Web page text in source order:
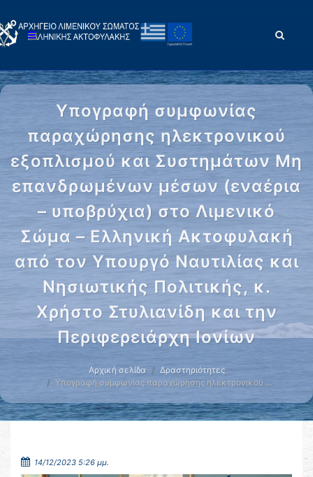
Υπογραφή συμφωνίας
παραχώρησης ηλεκτρονικού
εξοπλισμού και Συστημάτων Μη
επανδρωμένων μέσων (εναέρια
– υποβρύχια) στο Λιμενικό
Σώμα – Ελληνική Ακτοφυλακή
από τον Υπουργό Ναυτιλίας και
Νησιωτικής Πολιτικής, κ.
Χρήστο Στυλιανίδη και την
Περιφερειάρχη Ιονίων
Αρχική σελίδα
Δραστηριότητες
Υπογραφή συμφωνίας παραχώρησης ηλεκτρονικού …
14/12/2023 5:26 μμ.